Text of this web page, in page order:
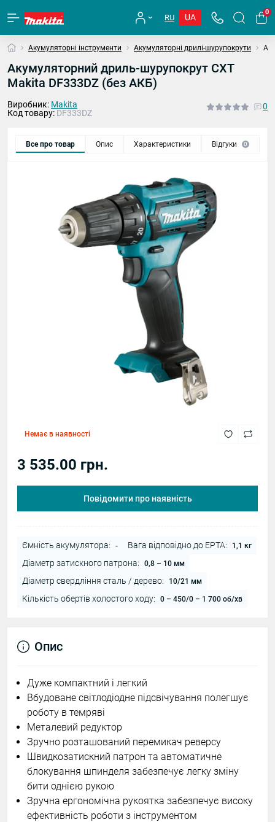
RU UA
0
Акумуляторні інструменти Акумуляторні дрилі-шурупокрути
Акумуляторний дриль-шурупокрут CXT
Makita DF333DZ (без АКБ)
Виробник: Makita
Код товару: DF333DZ
0
Все про товар Опис Характеристики Відгуки 0
Немає в наявності
3 535.00 грн.
Повідомити про наявність
Ємність акумулятора: - Вага відповідно до EPTA: 1,1 кг
Діаметр затискного патрона: 0,8 – 10 мм
Діаметр свердління сталь / дерево: 10/21 мм
Кількість обертів холостого ходу: 0 – 450/0 – 1 700 об/хв
Опис
Дуже компактний і легкий
Вбудоване світлодіодне підсвічування полегшує
роботу в темряві
Металевий редуктор
Зручно розташований перемикач реверсу
Швидкозатискний патрон та автоматичне
блокування шпинделя забезпечує легку зміну
бити однією рукою
Зручна ергономічна рукоятка забезпечує високу
ефективність роботи з інструментом